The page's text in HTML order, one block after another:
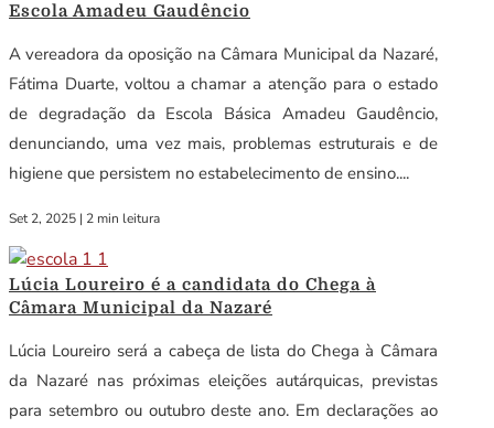
Escola Amadeu Gaudêncio
A vereadora da oposição na Câmara Municipal da Nazaré,
Fátima Duarte, voltou a chamar a atenção para o estado
de degradação da Escola Básica Amadeu Gaudêncio,
denunciando, uma vez mais, problemas estruturais e de
higiene que persistem no estabelecimento de ensino....
Set 2, 2025 | 2 min leitura
Lúcia Loureiro é a candidata do Chega à
Câmara Municipal da Nazaré
Lúcia Loureiro será a cabeça de lista do Chega à Câmara
da Nazaré nas próximas eleições autárquicas, previstas
para setembro ou outubro deste ano. Em declarações ao